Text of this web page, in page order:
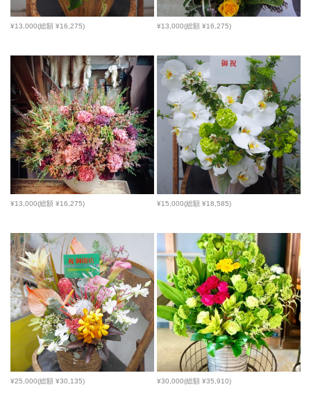
¥13,000(総額 ¥16,275) ¥13,000(総額 ¥16,275)
¥13,000(総額 ¥16,275) ¥15,000(総額 ¥18,585)
¥25,000(総額 ¥30,135) ¥30,000(総額 ¥35,910)